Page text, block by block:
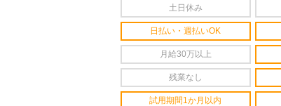
土日休み
日払い・週払いOK
月給30万以上
残業なし
試用期間1か月以内